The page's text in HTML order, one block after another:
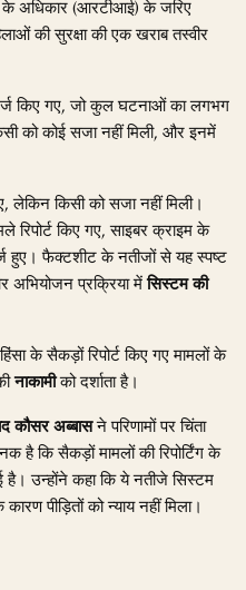
के अधिकार (आरटीआई) के जरिए
की सुरक्षा की एक खराब तस्वीर
किए गए, जो कुल घटनाओं का लगभग
को कोई सजा नहीं मिली, और इनमें
किसी को सजा नहीं मिली।
किए गए, साइबर क्राइम के
हुए। फैक्टशीट के नतीजों से यह स्पष्ट
अभियोजन प्रक्रिया मेंसिस्टम की
के सैकड़ों रिपोर्ट किए गए मामलों के
नाकामीको दर्शाता है।
कौसर अब्बासने परिणामों पर चिंता
है कि सैकड़ों मामलों की रिपोर्टिंग के
है। उन्होंने कहा कि ये नतीजे सिस्टम
पीड़ितों को न्याय नहीं मिला।